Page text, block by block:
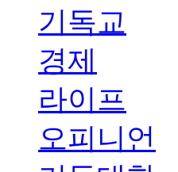
기독교
경제
라이프
오피니언